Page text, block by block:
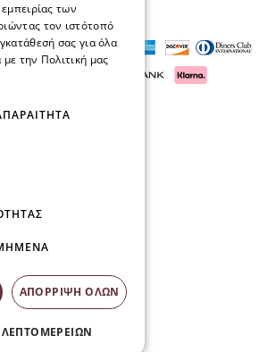
των
τον ιστότοπό
σας για όλα
την Πολιτική μας
ΑΠΌΡΡΙΨΗ ΌΛΩΝ